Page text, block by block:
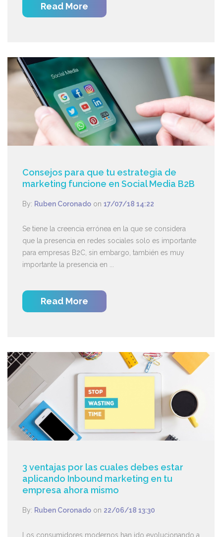
Read More
Consejos para que tu estrategia de
marketing funcione en Social Media B2B
By: Ruben Coronado on 17/07/18 14:22
Se tiene la creencia errónea en la que se considera
que la presencia en redes sociales solo es importante
para empresas B2C, sin embargo, también es muy
importante la presencia en ...
Read More
3 ventajas por las cuales debes estar
aplicando Inbound marketing en tu
empresa ahora mismo
By: Ruben Coronado on 22/06/18 13:30
Los consumidores modernos han ido evolucionando a